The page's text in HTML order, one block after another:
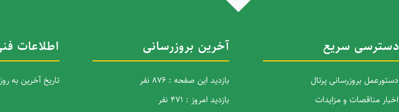
دسترسی سریع
دستورعمل بروزرسانی پرتال
اخبار مناقصات و مزایدات
آخرین بروزرسانی
بازدید این صفحه : 876 نفر
بازدید امروز : 471 نفر
اطلاعات
تاریخ آخرین به روز رسانی :